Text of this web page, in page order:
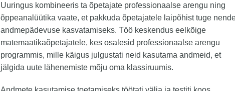
Uuringus kombineeris ta õpetajate professionaalse arengu ning
õppeanalüütika vaate, et pakkuda õpetajatele laipõhist tuge
andmepädevuse kasvatamiseks. Töö keskendus eelkõige
matemaatikaõpetajatele, kes osalesid professionaalse arengu
programmis, mille käigus julgustati neid kasutama andmeid, et
jälgida uute lähenemiste mõju oma klassiruumis.